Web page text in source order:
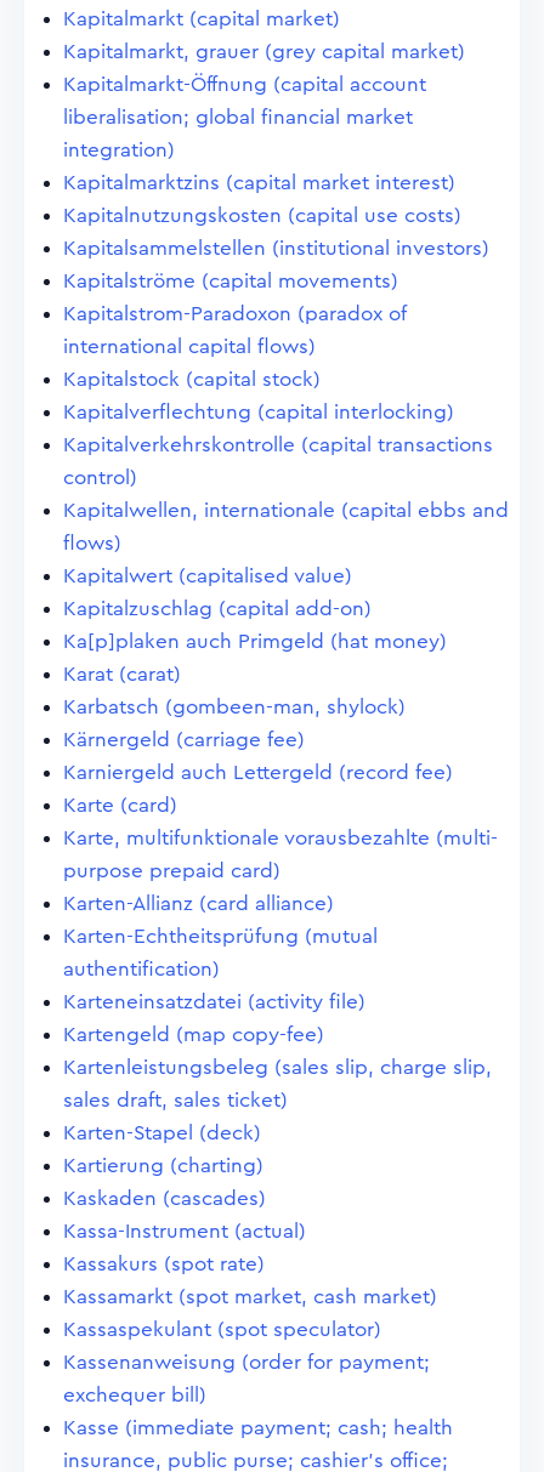
Kapitalmarkt (capital market)
Kapitalmarkt, grauer (grey capital market)
Kapitalmarkt-Öffnung (capital account
liberalisation; global financial market
integration)
Kapitalmarktzins (capital market interest)
Kapitalnutzungskosten (capital use costs)
Kapitalsammelstellen (institutional investors)
Kapitalströme (capital movements)
Kapitalstrom-Paradoxon (paradox of
international capital flows)
Kapitalstock (capital stock)
Kapitalverflechtung (capital interlocking)
Kapitalverkehrskontrolle (capital transactions
control)
Kapitalwellen, internationale (capital ebbs and
flows)
Kapitalwert (capitalised value)
Kapitalzuschlag (capital add-on)
Ka[p]plaken auch Primgeld (hat money)
Karat (carat)
Karbatsch (gombeen-man, shylock)
Kärnergeld (carriage fee)
Karniergeld auch Lettergeld (record fee)
Karte (card)
Karte, multifunktionale vorausbezahlte (multi-
purpose prepaid card)
Karten-Allianz (card alliance)
Karten-Echtheitsprüfung (mutual
authentification)
Karteneinsatzdatei (activity file)
Kartengeld (map copy-fee)
Kartenleistungsbeleg (sales slip, charge slip,
sales draft, sales ticket)
Karten-Stapel (deck)
Kartierung (charting)
Kaskaden (cascades)
Kassa-Instrument (actual)
Kassakurs (spot rate)
Kassamarkt (spot market, cash market)
Kassaspekulant (spot speculator)
Kassenanweisung (order for payment;
exchequer bill)
Kasse (immediate payment; cash; health
insurance, public purse; cashier's office;